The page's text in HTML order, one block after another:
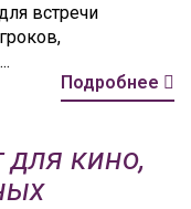
встречи
Подробнее
для кино,